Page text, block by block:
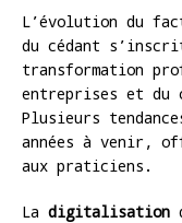
L’évolution du
du cédant
transformation
entreprises et du
Plusieurs
années à venir,
aux praticiens.
La digitalisation